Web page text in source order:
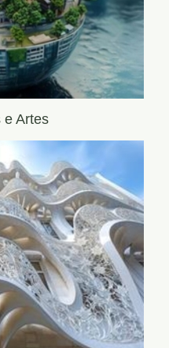
e Artes